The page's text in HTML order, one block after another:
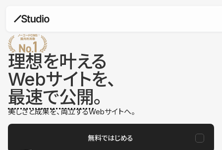
理想を叶える
Webサイトを、
最速で公開。
美しさと成果を、両立するWebサイトへ。
無料ではじめる